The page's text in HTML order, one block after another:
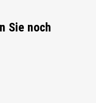
Sie noch